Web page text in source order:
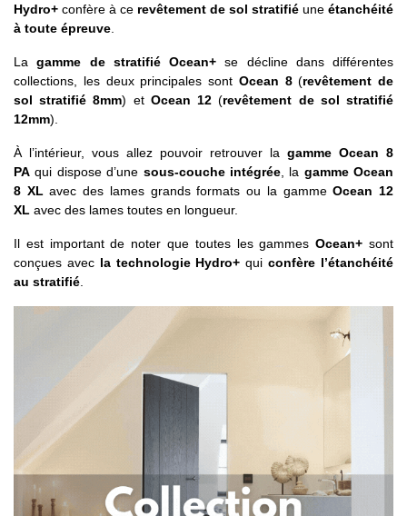
Hydro+ confère à ce revêtement de sol stratifié une étanchéité
à toute épreuve
Lagamme de stratifié Ocean+ se décline dans différentes
collections, les deux principales sont Ocean 8(revêtement de
sol stratifié 8mm) et Ocean 12 (revêtement de sol stratifié
12mm).
À l’intérieur, vous allez pouvoir retrouver la gamme Ocean 8
PA qui dispose d’une sous-couche intégrée, la gamme Ocean
8 XL avec des lames grands formats ou la gammeOcean 12
XL avec des lames toutes en longueur.
Il est important de noter que toutes les gammesOcean+ sont
conçues avec la technologie Hydro+ quiconfère l’étanchéité
au stratifié